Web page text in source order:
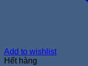
Add to wishlist
Hết hàng